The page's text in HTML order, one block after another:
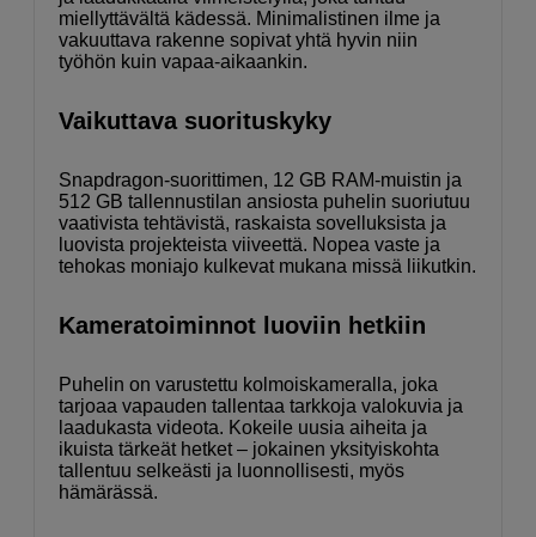
miellyttävältä kädessä. Minimalistinen ilme ja
vakuuttava rakenne sopivat yhtä hyvin niin
työhön kuin vapaa-aikaankin.
Vaikuttava suorituskyky
Snapdragon-suorittimen, 12 GB RAM-muistin ja
512 GB tallennustilan ansiosta puhelin suoriutuu
vaativista tehtävistä, raskaista sovelluksista ja
luovista projekteista viiveettä. Nopea vaste ja
tehokas moniajo kulkevat mukana missä liikutkin.
Kameratoiminnot luoviin hetkiin
Puhelin on varustettu kolmoiskameralla, joka
tarjoaa vapauden tallentaa tarkkoja valokuvia ja
laadukasta videota. Kokeile uusia aiheita ja
ikuista tärkeät hetket – jokainen yksityiskohta
tallentuu selkeästi ja luonnollisesti, myös
hämärässä.